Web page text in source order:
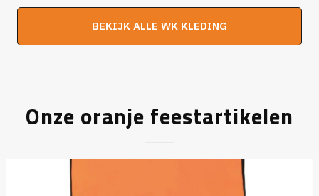
BEKIJK ALLE WK KLEDING
Onze oranje feestartikelen